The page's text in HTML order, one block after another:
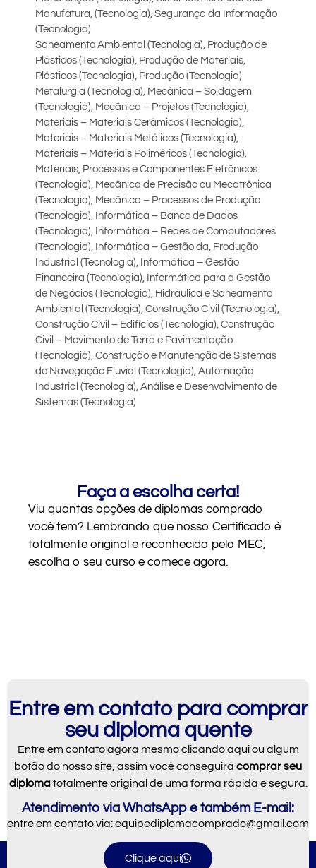
Manufatura, (Tecnologia), Segurança da Informação
(Tecnologia)
Saneamento Ambiental (Tecnologia), Produção de
Plásticos (Tecnologia), Produção de Materiais,
Plásticos (Tecnologia), Produção (Tecnologia)
Metalurgia (Tecnologia), Mecânica – Soldagem
(Tecnologia), Mecânica – Projetos (Tecnologia),
Materiais – Materiais Cerâmicos (Tecnologia),
Materiais – Materiais Metálicos (Tecnologia),
Materiais – Materiais Poliméricos (Tecnologia),
Materiais, Processos e Componentes Eletrônicos
(Tecnologia), Mecânica de Precisão ou Mecatrônica
(Tecnologia), Mecânica – Processos de Produção
(Tecnologia), Informática – Banco de Dados
(Tecnologia), Informática – Redes de Computadores
(Tecnologia), Informática – Gestão da, Produção
Industrial (Tecnologia), Informática – Gestão
Financeira (Tecnologia), Informática para a Gestão
de Negócios (Tecnologia), Hidráulica e Saneamento
Ambiental (Tecnologia), Construção Civil (Tecnologia),
Construção Civil – Edifícios (Tecnologia), Construção
Civil – Movimento de Terra e Pavimentação
(Tecnologia), Construção e Manutenção de Sistemas
de Navegação Fluvial (Tecnologia), Automação
Industrial (Tecnologia), Análise e Desenvolvimento de
Sistemas (Tecnologia)
Faça a escolha certa!
Viu quantas opções de diplomas comprado
você tem? Lembrando que nosso Certificado é
totalmente original e reconhecido pelo MEC,
escolha o seu curso e comece agora.
Entre em contato para comprar
seu diploma quente
Entre em contato agora mesmo clicando aqui ou algum
botão do nossosite , assim você conseguirá comprar seu
diplomatotalmente original de uma forma rápida e segura.
Atendimento via WhatsApp e também E-mail:
entre em contato via:equipediplomacomprado@gmail.com
Clique aqui